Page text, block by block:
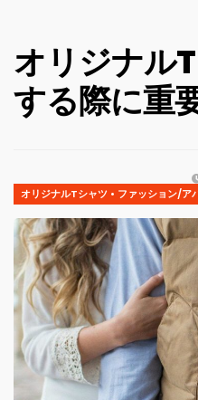
オリジナル
する際に重
オリジナルTシャツ • ファッション/ア